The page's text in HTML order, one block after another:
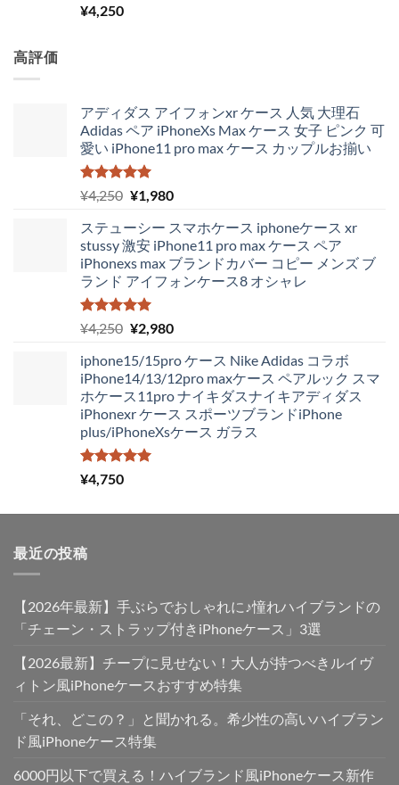
5段階中
5.00
¥4,250
高評価
アディダス アイフォンxr ケース 人気 大理石
Adidas ペア iPhoneXs Max ケース 女子 ピンク 可
愛い iPhone11 pro max ケース カップルお揃い
5段階中
5.00
の評価
¥4,250 元
価
格
は
¥4,250
で
し
¥1,980現
の
価
格
は
で
ステューシー スマホケース iphoneケース xr
stussy 激安 iPhone11 pro max ケース ペア
iPhonexs max ブランドカバー コピー メンズ ブ
ランド アイフォンケース8 オシャレ
5段階中
5.00
の評価
¥4,250 元
価
格
は
¥4,250
で
し
¥2,980現
の
価
格
は
¥2,980
iphone15/15pro ケース Nike Adidas コラボ
iPhone14/13/12pro maxケース ペアルック スマ
ホケース11pro ナイキダスナイキアディダス
iPhonexr ケース スポーツブランドiPhone
plus/iPhoneXsケース ガラス
5段階中
5.00
¥4,750
最近の投稿
【2026年最新】手ぶらでおしゃれに♪憧れハイブランドの
「チェーン・ストラップ付きiPhoneケース」3選
【2026最新】チープに見せない！大人が持つべきルイヴ
ィトン風iPhoneケースおすすめ特集
「それ、どこの？」と聞かれる。希少性の高いハイブラン
ド風iPhoneケース特集
6000円以下で買える！ハイブランド風iPhoneケース新作